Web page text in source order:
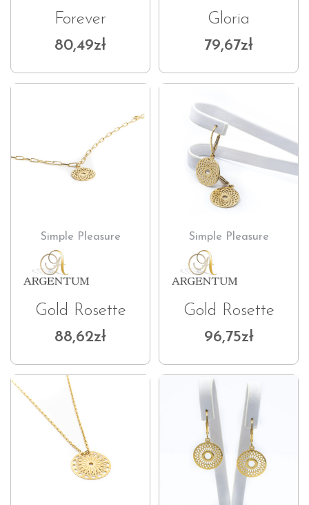
Forever
80,49zł
Gloria
79,67zł
Simple Pleasure
Gold Rosette
88,62zł
Simple Pleasure
Gold Rosette
96,75zł